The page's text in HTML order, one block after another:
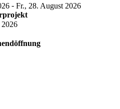
- Fr., 28. August 2026
2026